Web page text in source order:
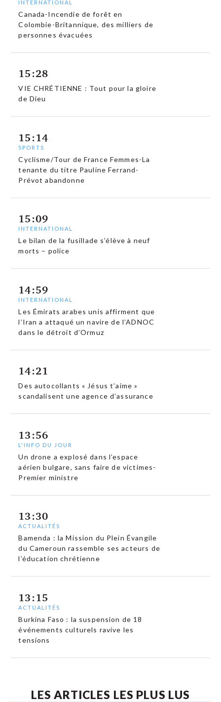
INTERNATIONAL
Canada-Incendie de forêt en
Colombie-Britannique, des milliers de
personnes évacuées
15:28
VIE CHRÉTIENNE : Tout pour la gloire
de Dieu
15:14
SPORTS
Cyclisme/Tour de France Femmes-La
tenante du titre Pauline Ferrand-
Prévot abandonne
15:09
INTERNATIONAL
Le bilan de la fusillade s’élève à neuf
morts – police
14:59
INTERNATIONAL
Les Émirats arabes unis affirment que
l’Iran a attaqué un navire de l’ADNOC
dans le détroit d’Ormuz
14:21
Des autocollants « Jésus t’aime »
scandalisent une agence d’assurance
13:56
L'INFO DU JOUR
Un drone a explosé dans l’espace
aérien bulgare, sans faire de victimes-
Premier ministre
13:30
ACTUALITÉS
Bamenda : la Mission du Plein Évangile
du Cameroun rassemble ses acteurs de
l’éducation chrétienne
13:15
ACTUALITÉS
Burkina Faso : la suspension de 18
événements culturels ravive les
tensions
LES ARTICLES LES PLUS LUS